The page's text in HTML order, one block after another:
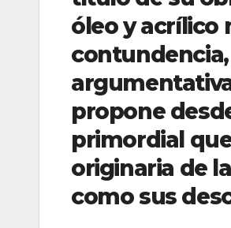
óleo y acrílico
propone
primordial
originaria de
como sus